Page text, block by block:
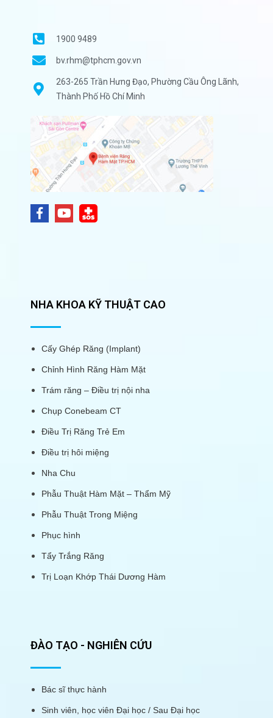
1900 9489
bv.rhm@tphcm.gov.vn
263-265 Trần Hưng Đạo, Phường Cầu Ông Lãnh,
Thành Phố Hồ Chí Minh
NHA KHOA KỸ THUẬT CAO
Cấy Ghép Răng (Implant)
Chỉnh Hình Răng Hàm Mặt
Trám răng – Điều trị nội nha
Chụp Conebeam CT
Điều Trị Răng Trẻ Em
Điều trị hôi miệng
Nha Chu
Phẫu Thuật Hàm Mặt – Thẩm Mỹ
Phẫu Thuật Trong Miệng
Phục hình
Tẩy Trắng Răng
Trị Loạn Khớp Thái Dương Hàm
ĐÀO TẠO - NGHIÊN CỨU
Bác sĩ thực hành
Sinh viên, học viên Đại học / Sau Đại học